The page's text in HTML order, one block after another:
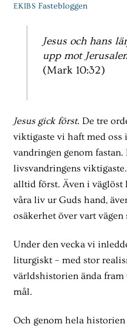
EKIBS Fastebloggen
Jesus och hans
upp mot
(Mark 10:32)
Jesus gick först. De tre
viktigaste vi haft med oss
vandringen genom
livsvandringens
alltid först. Även i väglöst
våra liv ur Guds hand,
osäkerhet över vart vägen
Under den vecka vi
liturgiskt – med stor
världshistorien ända
mål.
Och genom hela